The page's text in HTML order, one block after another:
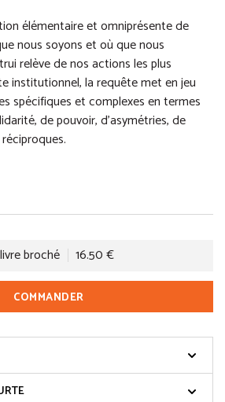
élémentaire et omniprésente de
nous soyons et où que nous
relève de nos actions les plus
institutionnel, la requête met en jeu
spécifiques et complexes en termes
de pouvoir, d’asymétries, de
broché 16.50 €
COMMANDER